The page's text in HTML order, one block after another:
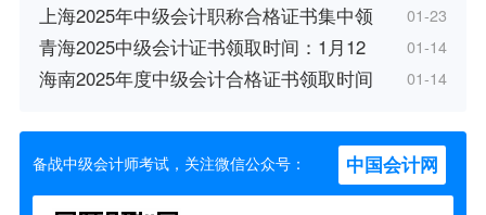
上海2025年中级会计职称合格证书集中领 01-23
青海2025中级会计证书领取时间：1月12 01-14
海南2025年度中级会计合格证书领取时间 01-14
备战中级会计师考试，关注微信公众号： 中国会计网